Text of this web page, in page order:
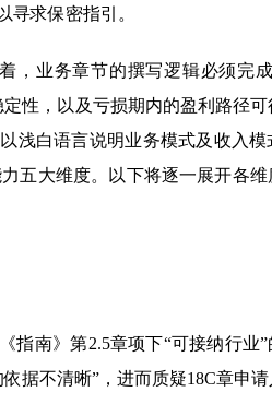
求保密指引。
，业务章节的撰写逻辑必须完
性，以及亏损期内的盈利路径
浅白语言说明业务模式及收入
五大维度。以下将逐一展开各
指南》第2.5章项下“可接纳行业”
据不清晰”，进而质疑18C章申